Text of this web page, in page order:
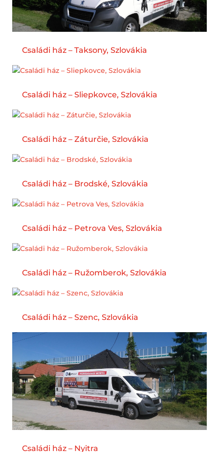
Családi ház – Taksony, Szlovákia
Családi ház – Sliepkovce, Szlovákia
Családi ház – Záturčie, Szlovákia
Családi ház – Brodské, Szlovákia
Családi ház – Petrova Ves, Szlovákia
Családi ház – Ružomberok, Szlovákia
Családi ház – Szenc, Szlovákia
Családi ház – Nyitra